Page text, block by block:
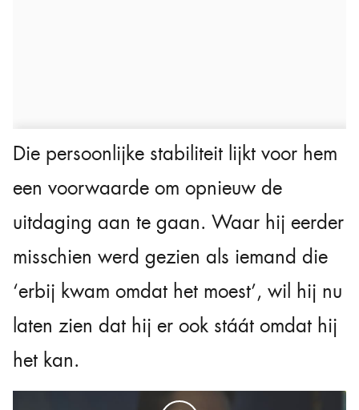
Die persoonlijke stabiliteit lijkt voor hem
een voorwaarde om opnieuw de
uitdaging aan te gaan. Waar hij eerder
misschien werd gezien als iemand die
‘erbij kwam omdat het moest’, wil hij nu
laten zien dat hij er ook stáát omdat hij
het kan.